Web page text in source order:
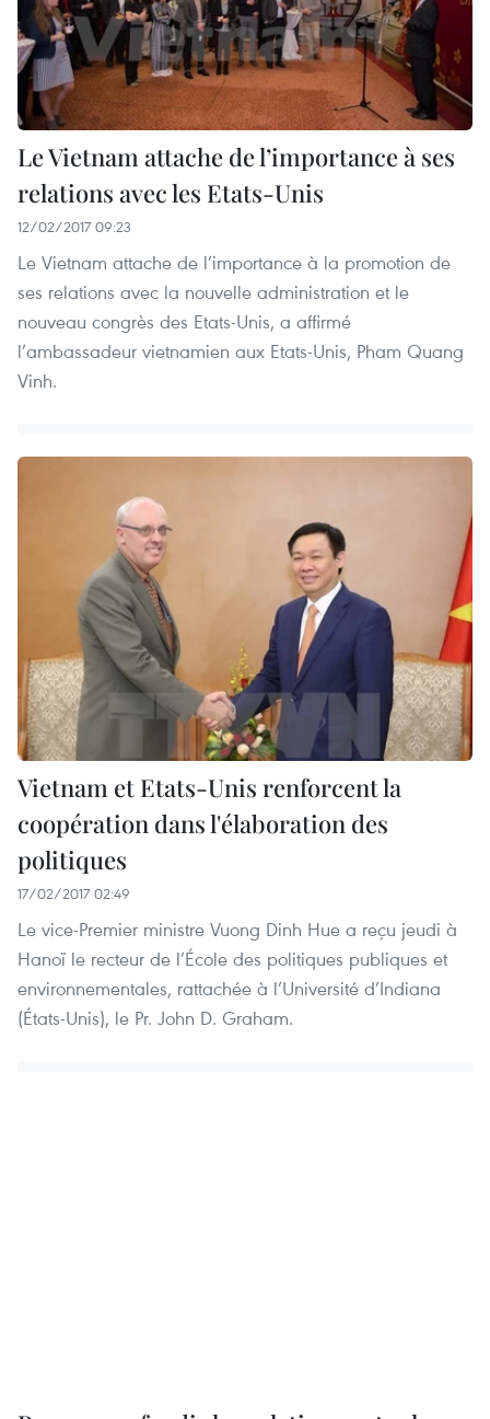
Le Vietnam attache de l’importance à ses
relations avec les Etats-Unis
12/02/2017 09:23
Le Vietnam attache de l’importance à la promotion de
ses relations avec la nouvelle administration et le
nouveau congrès des Etats-Unis, a affirmé
l’ambassadeur vietnamien aux Etats-Unis, Pham Quang
Vinh.
Vietnam et Etats-Unis renforcent la
coopération dans l'élaboration des
politiques
17/02/2017 02:49
Le vice-Premier ministre Vuong Dinh Hue a reçu jeudi à
Hanoï le recteur de l’École des politiques publiques et
environnementales, rattachée à l’Université d’Indiana
(États-Unis), le Pr. John D. Graham.